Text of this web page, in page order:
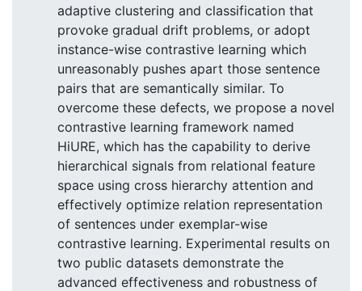
adaptive clustering and classification that
provoke gradual drift problems, or adopt
instance-wise contrastive learning which
unreasonably pushes apart those sentence
pairs that are semantically similar. To
overcome these defects, we propose a novel
contrastive learning framework named
HiURE, which has the capability to derive
hierarchical signals from relational feature
space using cross hierarchy attention and
effectively optimize relation representation
of sentences under exemplar-wise
contrastive learning. Experimental results on
two public datasets demonstrate the
advanced effectiveness and robustness of